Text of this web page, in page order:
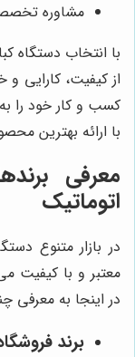
مشاوره
با انتخاب دستگاه
از کیفیت، کارایی
کسب و کار خود را
با ارائه بهترین
معرفی
اتوماتیک
در بازار متنوع
معتبر و با کیفیت
در اینجا به معرفی
برند